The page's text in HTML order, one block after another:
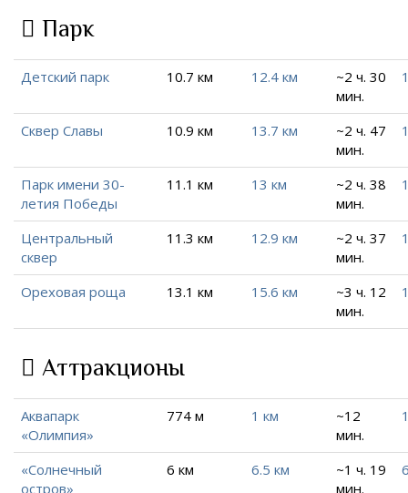
Парк
Детский парк 10.7 км 12.4 км
~2 ч. 30
мин.
Сквер Славы 10.9 км 13.7 км
~2 ч. 47
мин.
Парк имени 30-
летия Победы
11.1 км 13 км
~2 ч. 38
мин.
Центральный
сквер
11.3 км 12.9 км
~2 ч. 37
мин.
Ореховая роща 13.1 км 15.6 км
~3 ч. 12
мин.
Аттракционы
Аквапарк
«Олимпия»
774 м 1 км
~12
мин.
«Солнечный
остров»
6 км 6.5 км
~1 ч. 19
мин.